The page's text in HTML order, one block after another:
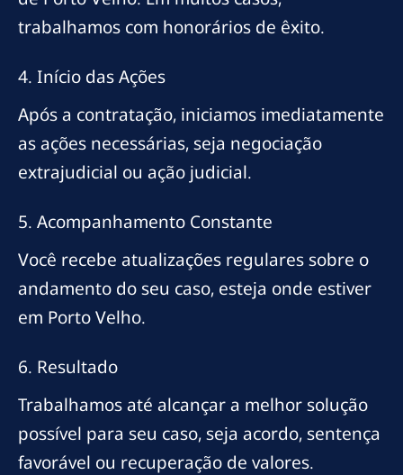
trabalhamos com honorários de êxito.
4. Início das Ações
Após a contratação, iniciamos imediatamente
as ações necessárias, seja negociação
extrajudicial ou ação judicial.
5. Acompanhamento Constante
Você recebe atualizações regulares sobre o
andamento do seu caso, esteja onde estiver
em Porto Velho.
6. Resultado
Trabalhamos até alcançar a melhor solução
possível para seu caso, seja acordo, sentença
favorável ou recuperação de valores.